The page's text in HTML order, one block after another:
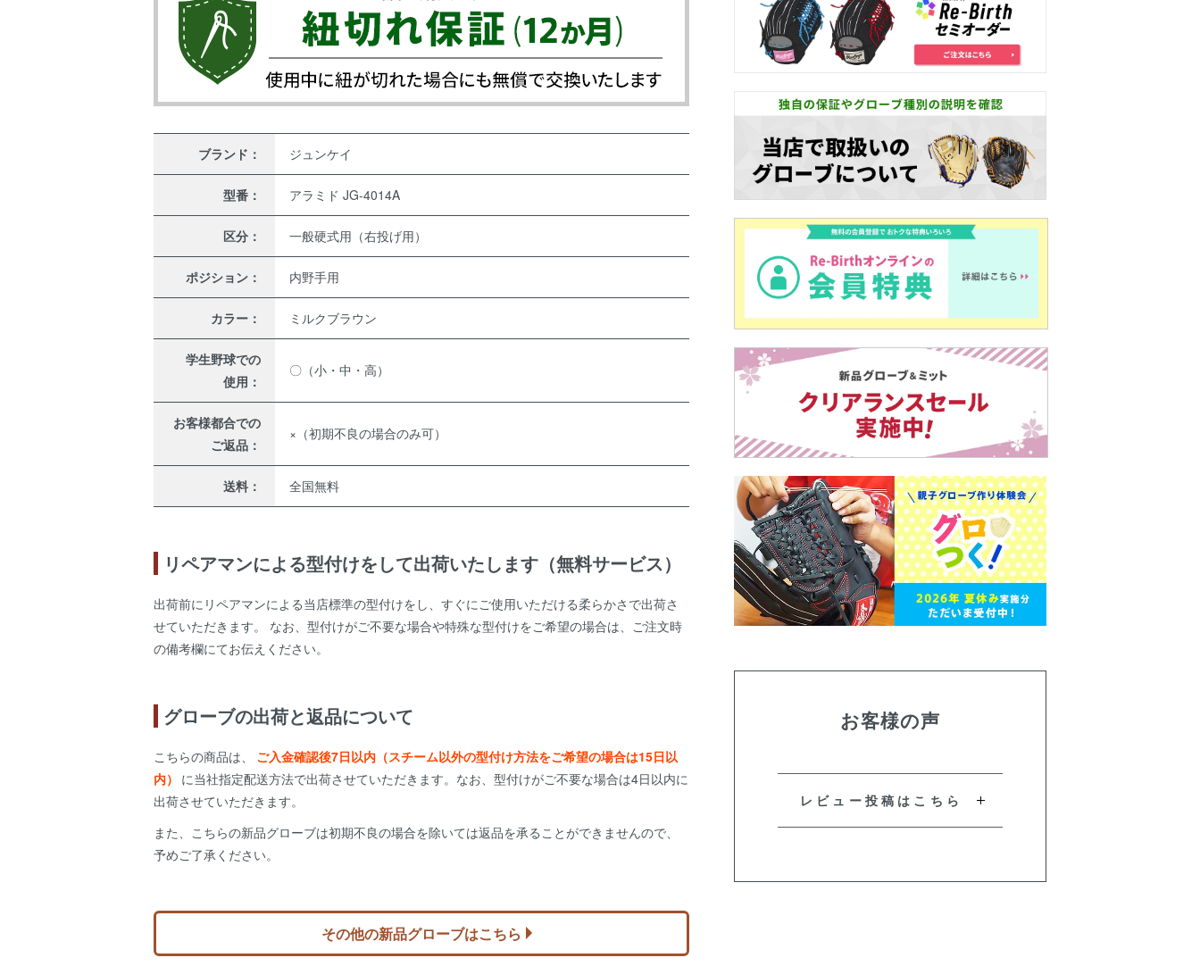
ブランド： ジュンケイ
型番： アラミド JG-4014A
区分： 一般硬式用（右投げ用）
ポジション： 内野手用
カラー： ミルクブラウン
学生野球での
使用：
〇（小・中・高）
お客様都合での
ご返品：
×（初期不良の場合のみ可）
送料： 全国無料
リペアマンによる型付けをして出荷いたします（無料サービス）
出荷前にリペアマンによる当店標準の型付けをし、すぐにご使用いただける柔らかさで出荷さ
せていただきます。 なお、型付けがご不要な場合や特殊な型付けをご希望の場合は、ご注文時
の備考欄にてお伝えください。
グローブの出荷と返品について
こちらの商品は、
ご入金確認後7日以内（スチーム以外の型付け方法をご希望の場合は15日以
内） に当社指定配送方法で出荷させていただきます。なお、型付けがご不要な場合は4日以内に
出荷させていただきます。
また、こちらの新品グローブは初期不良の場合を除いては返品を承ることができませんので、
予めご了承ください。
その他の新品グローブはこちら
お客様の声
レビュー投稿はこちら